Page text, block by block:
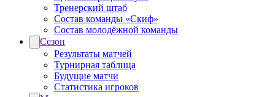
Тренерский штаб
Состав команды «Скиф»
Состав молодёжной команды
Сезон
Результаты матчей
Турнирная таблица
Будущие матчи
Статистика игроков